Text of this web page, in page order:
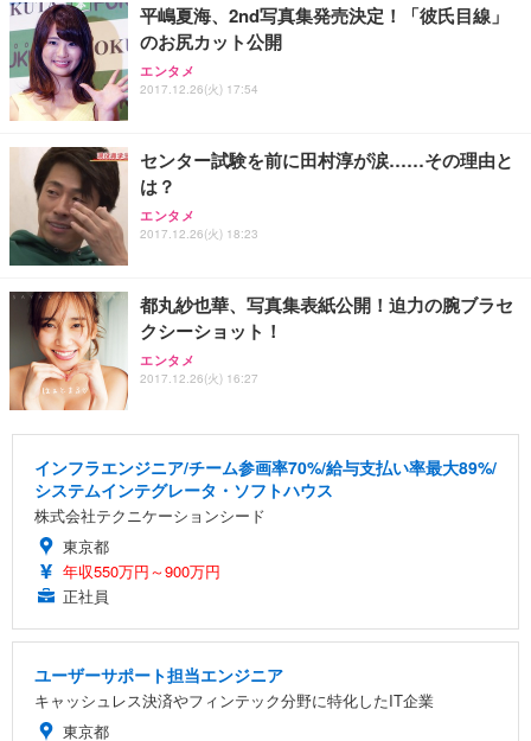
平嶋夏海、2nd写真集発売決定！「彼氏目線」
のお尻カット公開
エンタメ
2017.12.26(火) 17:54
センター試験を前に田村淳が涙……その理由と
は？
エンタメ
2017.12.26(火) 18:23
都丸紗也華、写真集表紙公開！迫力の腕ブラセ
クシーショット！
エンタメ
2017.12.26(火) 16:27
インフラエンジニア/チーム参画率70%/給与支払い率最大89%/
システムインテグレータ・ソフトハウス
株式会社テクニケーションシード
東京都
年収550万円～900万円
正社員
ユーザーサポート担当エンジニア
キャッシュレス決済やフィンテック分野に特化したIT企業
東京都